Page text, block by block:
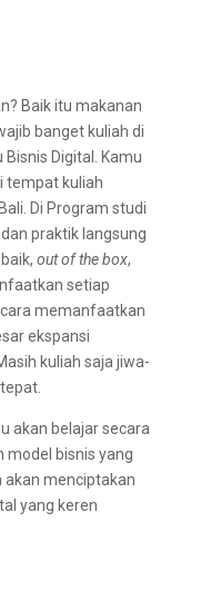
Baik itu makanan
banget kuliah di
Digital. Kamu
tempat kuliah
Di Program studi
praktik langsung
out of the box,
setiap
memanfaatkan
ekspansi
kuliah saja jiwa-
akan belajar secara
bisnis yang
akan menciptakan
yang keren